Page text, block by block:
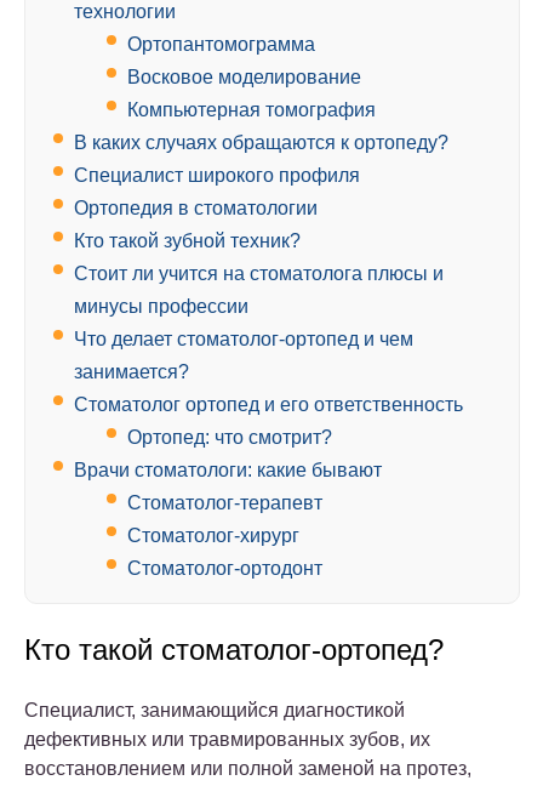
технологии
Ортопантомограмма
Восковое моделирование
Компьютерная томография
В каких случаях обращаются к ортопеду?
Специалист широкого профиля
Ортопедия в стоматологии
Кто такой зубной техник?
Стоит ли учится на стоматолога плюсы и
минусы профессии
Что делает стоматолог-ортопед и чем
занимается?
Стоматолог ортопед и его ответственность
Ортопед: что смотрит?
Врачи стоматологи: какие бывают
Стоматолог-терапевт
Стоматолог-хирург
Стоматолог-ортодонт
Кто такой стоматолог-ортопед?
Специалист, занимающийся диагностикой
дефективных или травмированных зубов, их
восстановлением или полной заменой на протез,